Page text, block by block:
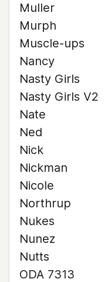
Muller
Murph
Muscle-ups
Nancy
Nasty Girls
Nasty Girls V2
Nate
Ned
Nick
Nickman
Nicole
Northrup
Nukes
Nunez
Nutts
ODA 7313